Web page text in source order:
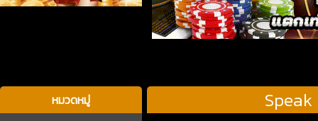
หมวดหมู่